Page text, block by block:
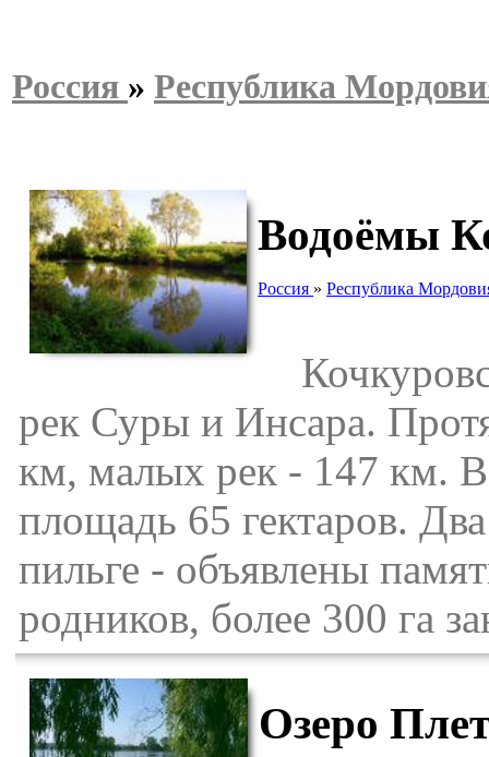
Россия » Республика
Водоёмы
Россия »Республика
рек Суры и Инсара.
км, малых рек - 147 км.
площадь 65 гектаров.
пильге - объявлены
родников, более 300 га
Озеро